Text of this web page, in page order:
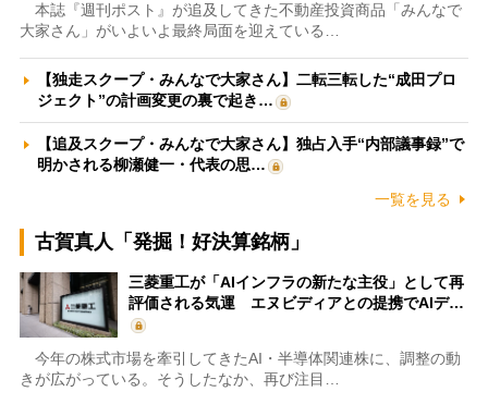
本誌『週刊ポスト』が追及してきた不動産投資商品「みんなで
大家さん」がいよいよ最終局面を迎えている…
【独走スクープ・みんなで大家さん】二転三転した“成田プロ
ジェクト”の計画変更の裏で起き…
【追及スクープ・みんなで大家さん】独占入手“内部議事録”で
明かされる柳瀬健一・代表の思…
一覧を見る
古賀真人「発掘！好決算銘柄」
三菱重工が「AIインフラの新たな主役」として再
評価される気運 エヌビディアとの提携でAIデ…
今年の株式市場を牽引してきたAI・半導体関連株に、調整の動
きが広がっている。そうしたなか、再び注目…